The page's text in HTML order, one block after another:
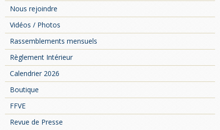
Nous rejoindre
Vidéos / Photos
Rassemblements mensuels
Règlement Intérieur
Calendrier 2026
Boutique
FFVE
Revue de Presse